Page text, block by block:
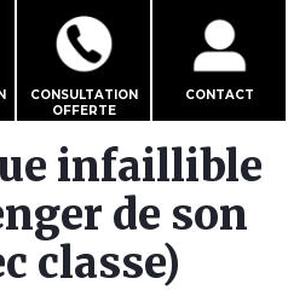
CONSULTATION
OFFERTE
CONTACT
infaillible
de son
classe)